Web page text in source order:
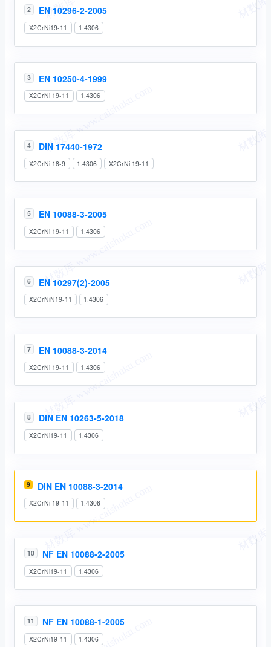
2 EN 10296-2-2005
X2CrNi19-11 1.4306
3 EN 10250-4-1999
X2CrNi 19-11 1.4306
4 DIN 17440-1972
X2CrNi 18-9 1.4306 X2CrNi 19-11
5 EN 10088-3-2005
X2CrNi 19-11 1.4306
6 EN 10297(2)-2005
X2CrNiN19-11 1.4306
7 EN 10088-3-2014
X2CrNi 19-11 1.4306
8 DIN EN 10263-5-2018
X2CrNi19-11 1.4306
9 DIN EN 10088-3-2014
X2CrNi 19-11 1.4306
10 NF EN 10088-2-2005
X2CrNi19-11 1.4306
11 NF EN 10088-1-2005
X2CrNi19-11 1.4306